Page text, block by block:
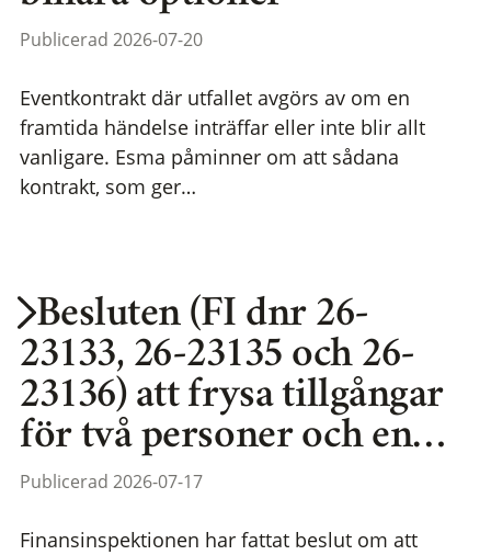
Publicerad 2026-07-20
Eventkontrakt där utfallet avgörs av om en
framtida händelse inträffar eller inte blir allt
vanligare. Esma påminner om att sådana
kontrakt, som ger…
Besluten (FI dnr 26-
23133, 26-23135 och 26-
23136) att frysa tillgångar
för två personer och en…
Publicerad 2026-07-17
Finansinspektionen har fattat beslut om att